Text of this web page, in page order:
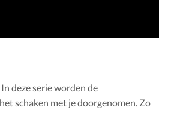
deze serie worden de
schaken met je doorgenomen. Zo